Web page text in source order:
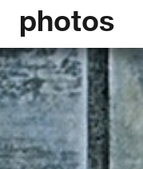
photos